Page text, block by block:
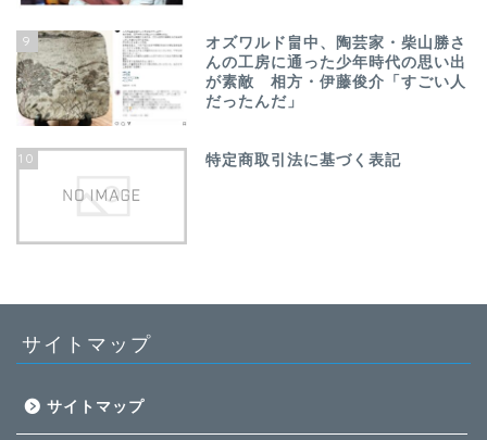
9
オズワルド畠中、陶芸家・柴山勝さ
んの工房に通った少年時代の思い出
が素敵 相方・伊藤俊介「すごい人
だったんだ」
10 特定商取引法に基づく表記
サイトマップ
サイトマップ